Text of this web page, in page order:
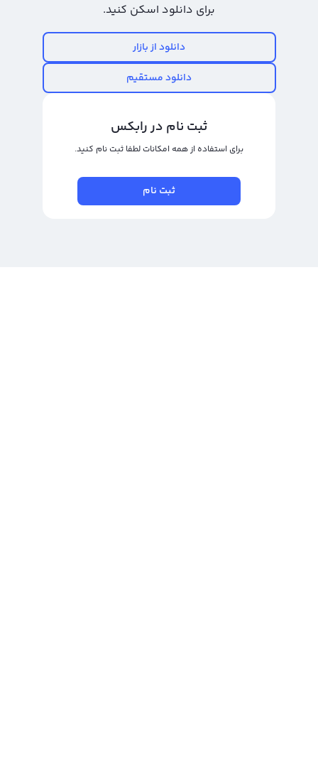
برای دانلود اسکن کنید.
دانلود از بازار
دانلود مستقیم
ثبت نام در رابکس
برای استفاده از همه امکانات لطفا ثبت نام کنید.
ثبت نام